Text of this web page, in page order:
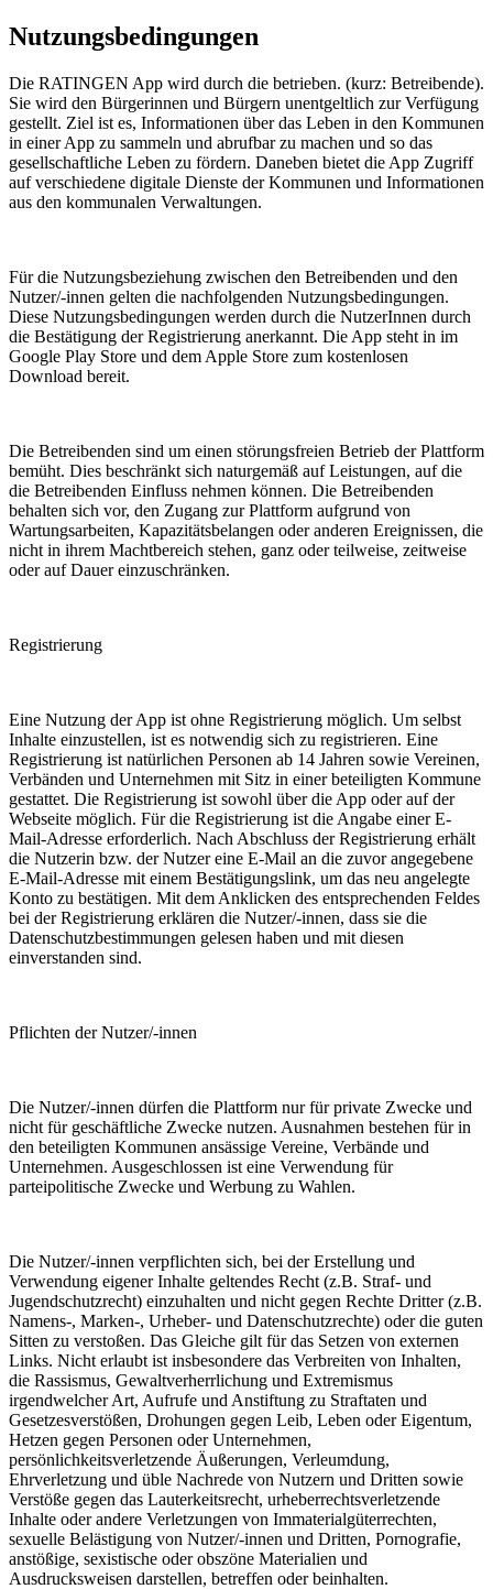
Nutzungsbedingungen
Die RATINGEN App wird durch die betrieben. (kurz: Betreibende).
Sie wird den Bürgerinnen und Bürgern unentgeltlich zur Verfügung
gestellt. Ziel ist es, Informationen über das Leben in den Kommunen
in einer App zu sammeln und abrufbar zu machen und so das
gesellschaftliche Leben zu fördern. Daneben bietet die App Zugriff
auf verschiedene digitale Dienste der Kommunen und Informationen
aus den kommunalen Verwaltungen.
Für die Nutzungsbeziehung zwischen den Betreibenden und den
Nutzer/-innen gelten die nachfolgenden Nutzungsbedingungen.
Diese Nutzungsbedingungen werden durch die NutzerInnen durch
die Bestätigung der Registrierung anerkannt. Die App steht in im
Google Play Store und dem Apple Store zum kostenlosen
Download bereit.
Die Betreibenden sind um einen störungsfreien Betrieb der Plattform
bemüht. Dies beschränkt sich naturgemäß auf Leistungen, auf die
die Betreibenden Einfluss nehmen können. Die Betreibenden
behalten sich vor, den Zugang zur Plattform aufgrund von
Wartungsarbeiten, Kapazitätsbelangen oder anderen Ereignissen, die
nicht in ihrem Machtbereich stehen, ganz oder teilweise, zeitweise
oder auf Dauer einzuschränken.
Registrierung
Eine Nutzung der App ist ohne Registrierung möglich. Um selbst
Inhalte einzustellen, ist es notwendig sich zu registrieren. Eine
Registrierung ist natürlichen Personen ab 14 Jahren sowie Vereinen,
Verbänden und Unternehmen mit Sitz in einer beteiligten Kommune
gestattet. Die Registrierung ist sowohl über die App oder auf der
Webseite möglich. Für die Registrierung ist die Angabe einer E-
Mail-Adresse erforderlich. Nach Abschluss der Registrierung erhält
die Nutzerin bzw. der Nutzer eine E-Mail an die zuvor angegebene
E-Mail-Adresse mit einem Bestätigungslink, um das neu angelegte
Konto zu bestätigen. Mit dem Anklicken des entsprechenden Feldes
bei der Registrierung erklären die Nutzer/-innen, dass sie die
Datenschutzbestimmungen gelesen haben und mit diesen
einverstanden sind.
Pflichten der Nutzer/-innen
Die Nutzer/-innen dürfen die Plattform nur für private Zwecke und
nicht für geschäftliche Zwecke nutzen. Ausnahmen bestehen für in
den beteiligten Kommunen ansässige Vereine, Verbände und
Unternehmen. Ausgeschlossen ist eine Verwendung für
parteipolitische Zwecke und Werbung zu Wahlen.
Die Nutzer/-innen verpflichten sich, bei der Erstellung und
Verwendung eigener Inhalte geltendes Recht (z.B. Straf- und
Jugendschutzrecht) einzuhalten und nicht gegen Rechte Dritter (z.B.
Namens-, Marken-, Urheber- und Datenschutzrechte) oder die guten
Sitten zu verstoßen. Das Gleiche gilt für das Setzen von externen
Links. Nicht erlaubt ist insbesondere das Verbreiten von Inhalten,
die Rassismus, Gewaltverherrlichung und Extremismus
irgendwelcher Art, Aufrufe und Anstiftung zu Straftaten und
Gesetzesverstößen, Drohungen gegen Leib, Leben oder Eigentum,
Hetzen gegen Personen oder Unternehmen,
persönlichkeitsverletzende Äußerungen, Verleumdung,
Ehrverletzung und üble Nachrede von Nutzern und Dritten sowie
Verstöße gegen das Lauterkeitsrecht, urheberrechtsverletzende
Inhalte oder andere Verletzungen von Immaterialgüterrechten,
sexuelle Belästigung von Nutzer/-innen und Dritten, Pornografie,
anstößige, sexistische oder obszöne Materialien und
Ausdrucksweisen darstellen, betreffen oder beinhalten.